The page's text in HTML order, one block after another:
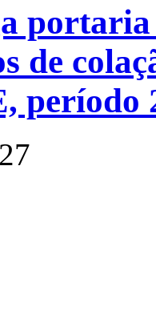
portaria
de
período